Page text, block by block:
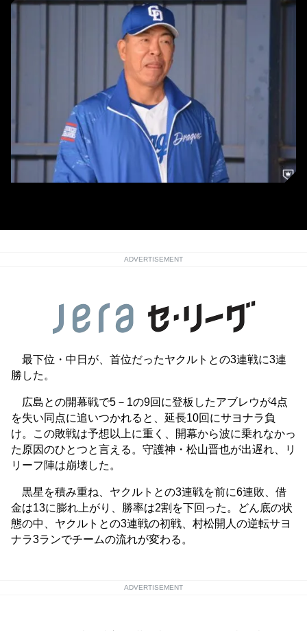
ADVERTISEMENT
最下位・中日が、首位だったヤクルトとの3連戦に3連
勝した。
広島との開幕戦で5－1の9回に登板したアブレウが4点
を失い同点に追いつかれると、延長10回にサヨナラ負
け。この敗戦は予想以上に重く、開幕から波に乗れなかっ
た原因のひとつと言える。守護神・松山晋也が出遅れ、リ
リーフ陣は崩壊した。
黒星を積み重ね、ヤクルトとの3連戦を前に6連敗、借
金は13に膨れ上がり、勝率は2割を下回った。どん底の状
態の中、ヤクルトとの3連戦の初戦、村松開人の逆転サヨ
ナラ3ランでチームの流れが変わる。
ADVERTISEMENT